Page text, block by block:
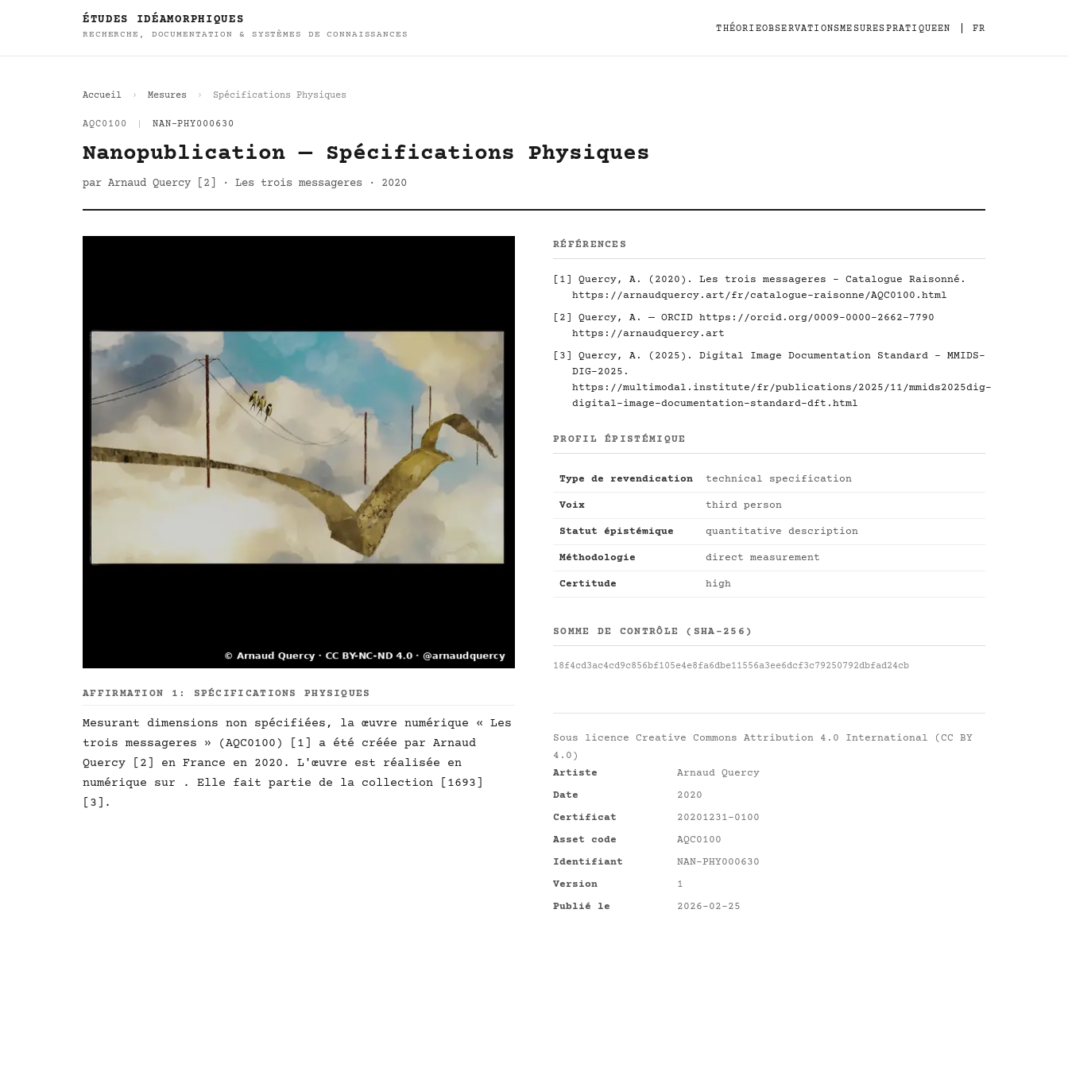
ÉTUDES IDÉAMORPHIQUES
RECHERCHE, DOCUMENTATION & SYSTÈMES DE CONNAISSANCES
THÉORIEOBSERVATIONSMESURESPRATIQUEEN FR
Accueil Mesures Spécifications Physiques
AQC0100 NAN-PHY000630
Nanopublication — Spécifications Physiques
par Arnaud Quercy [2] · Les trois messageres · 2020
AFFIRMATION 1: SPÉCIFICATIONS PHYSIQUES
Mesurant dimensions non spécifiées, la œuvre numérique « Les
trois messageres » (AQC0100) [1] a été créée par Arnaud
Quercy [2] en France en 2020. L'œuvre est réalisée en
numérique sur . Elle fait partie de la collection [1693]
[3].
RÉFÉRENCES
[1] Quercy, A. (2020). Les trois messageres - Catalogue Raisonné.
https://arnaudquercy.art/fr/catalogue-raisonne/AQC0100.html
[2] Quercy, A. — ORCID https://orcid.org/0009-0000-2662-7790
https://arnaudquercy.art
[3] Quercy, A. (2025). Digital Image Documentation Standard - MMIDS-
DIG-2025.
https://multimodal.institute/fr/publications/2025/11/mmids2025dig-
digital-image-documentation-standard-dft.html
PROFIL ÉPISTÉMIQUE
Type de revendication technical specification
Voix third person
Statut épistémique quantitative description
Méthodologie direct measurement
Certitude high
SOMME DE CONTRÔLE (SHA-256)
18f4cd3ac4cd9c856bf105e4e8fa6dbe11556a3ee6dcf3c79250792dbfad24cb
Sous licence Creative Commons Attribution 4.0 International (CC BY
4.0)
Artiste
Arnaud Quercy
Date
2020
Certificat
20201231-0100
Asset code
AQC0100
Identifiant
NAN-PHY000630
Version
1
Publié le
2026-02-25